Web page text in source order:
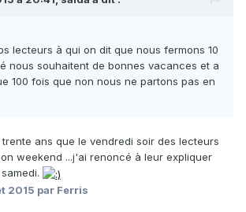
lecteurs à qui on dit que nous fermons 10
nous souhaitent de bonnes vacances et a
100 fois que non nous ne partons pas en
ans que le vendredi soir des lecteurs
weekend ...j'ai renoncé à leur expliquer
2015 par Ferris